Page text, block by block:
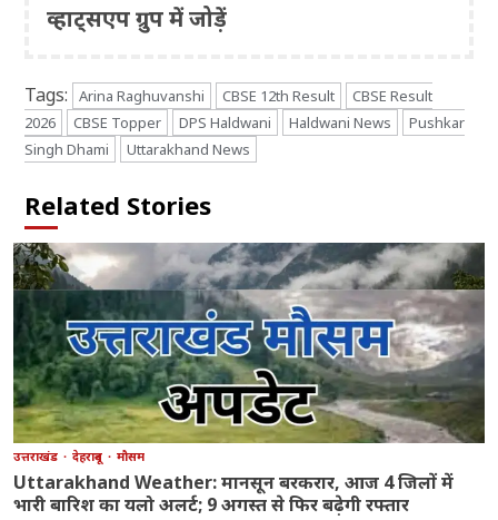
व्हाट्सएप ग्रुप में जोड़ें
Tags: Arina Raghuvanshi CBSE 12th Result
CBSE Result
2026
CBSE Topper DPS Haldwani Haldwani News
Pushkar
Singh Dhami
Uttarakhand News
Related Stories
उत्तराखंड देहरादून मौसम
Uttarakhand Weather: मानसून बरकरार, आज 4 जिलों में
भारी बारिश का यलो अलर्ट; 9 अगस्त से फिर बढ़ेगी रफ्तार